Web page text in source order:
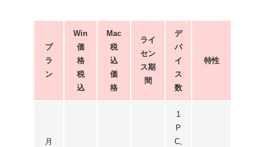
プ
ラ
ン
Win
価
格
税
込
Mac
税
込
価
格
ライ
セン
ス期
間
デ
バ
イ
ス
数
特性
月
1
P
C,